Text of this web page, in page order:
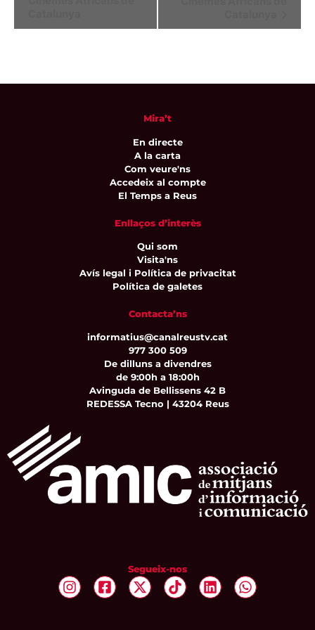
Mira’t
En directe
A la carta
Com veure'ns
Accedeix al compte
El Temps a Reus
Enllaços d’interès
Qui som
Visita'ns
Avís legal i Política de privacitat
Política de galetes
Contacta’ns
informatius@canalreustv.cat
977 300 509
De dilluns a divendres
de 9:00h a 18:00h
Avinguda de Bellissens 42 B
REDESSA Tecno | 43204 Reus
Segueix-nos